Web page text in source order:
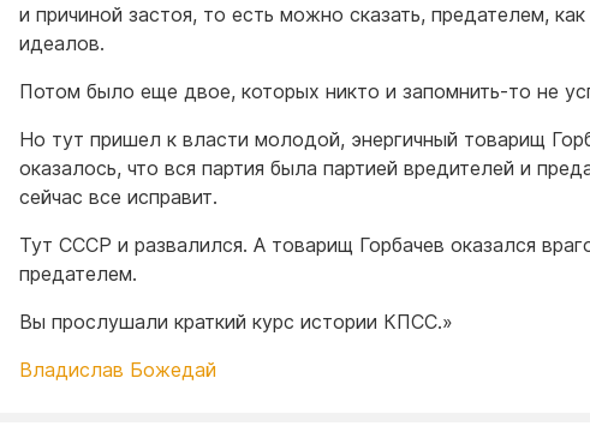
и причиной застоя, то есть можно сказать, предателем,
идеалов.
Потом было еще двое, которых никто и запомнить-то не
Но тут пришел к власти молодой, энергичный товарищ
оказалось, что вся партия была партией вредителей и
сейчас все исправит.
Тут СССР и развалился. А товарищ Горбачев оказался
предателем.
Вы прослушали краткий курс истории КПСС.»
Владислав Божедай